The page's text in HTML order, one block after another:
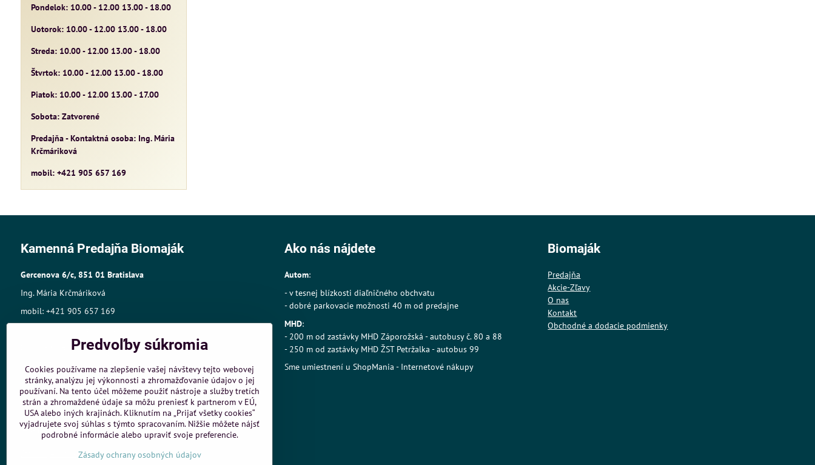
Pondelok: 10.00 - 12.00 13.00 - 18.00
Uotorok: 10.00 - 12.00 13.00 - 18.00
Streda: 10.00 - 12.00 13.00 - 18.00
Štvrtok: 10.00 - 12.00 13.00 - 18.00
Piatok: 10.00 - 12.00 13.00 - 17.00
Sobota: Zatvorené
Predajňa - Kontaktná osoba: Ing. Mária
Krčmáriková
mobil: +421 905 657 169
Kamenná Predajňa Biomaják
Gercenova 6/c, 851 01 Bratislava
Ing. Mária Krčmáriková
mobil: +421 905 657 169
Sídlo: A.Gwerkovej 19, 851 04 Bratislava
IČO: 33768609,
IČ DPH:SK1025421980
Živnost.register č.:105-10848
Objednávky
Stav objednávky
Ako nás nájdete
Autom:
- v tesnej blízkosti diaľničného obchvatu
- dobré parkovacie možnosti 40 m od predajne
MHD:
- 200 m od zastávky MHD Záporožská - autobusy č. 80 a 88
- 250 m od zastávky MHD ŽST Petržalka - autobus 99
Sme umiestnení u ShopMania - Internetové nákupy
Biomaják
Predajňa
Akcie-Zľavy
O nas
Kontakt
Obchodné a dodacie podmienky
Predvoľby súkromia
Cookies používame na zlepšenie vašej návštevy tejto webovej
stránky, analýzu jej výkonnosti a zhromažďovanie údajov o jej
používaní. Na tento účel môžeme použiť nástroje a služby tretích
strán a zhromaždené údaje sa môžu preniesť k partnerom v EÚ,
USA alebo iných krajinách. Kliknutím na „Prijať všetky cookies“
vyjadrujete svoj súhlas s týmto spracovaním. Nižšie môžete nájsť
podrobné informácie alebo upraviť svoje preferencie.
Zásady ochrany osobných údajov